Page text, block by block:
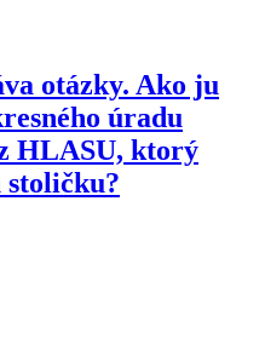
otázky. Ako ju
úradu
HLASU, ktorý